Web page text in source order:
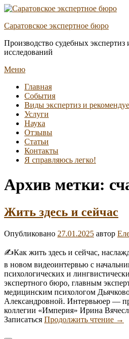
Перейти
содержимому
Саратовское экспертное бюро
Производство судебных экспертиз
исследований
Меню
Основное
меню
Главная
События
Виды экспертиз и
Услуги
Наука
Отзывы
Статьи
Контакты
Я справляюсь легко!
Архив метки:
Жить здесь и сейчас
Опубликовано 27.01.2025 автор
✍️Как жить здесь и сейчас,
в новом видеоинтервью с
психологических и
экспертного бюро, главным
медицинским психологом
Александровной. Интервьюер —
коллегии «Империя» Ирина
Записаться Продолжить чтение →